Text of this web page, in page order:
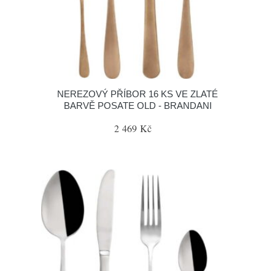
NEREZOVÝ PŘÍBOR 16 KS VE ZLATÉ
BARVĚ POSATE OLD - BRANDANI
2 469 Kč